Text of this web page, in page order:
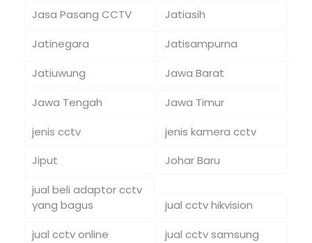
Jasa Pasang CCTV
Jatiasih
Jatinegara
Jatisampurna
Jatiuwung
Jawa Barat
Jawa Tengah
Jawa Timur
jenis cctv
jenis kamera cctv
Jiput
Johar Baru
jual beli adaptor cctv
yang bagus
jual cctv hikvision
jual cctv online
jual cctv samsung